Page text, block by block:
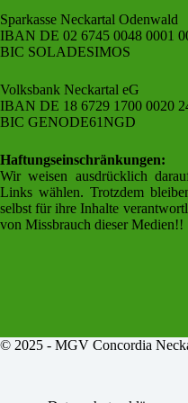
Sparkasse Neckartal Odenwald
IBAN DE 02 6745 0048 0001
BIC SOLADESIMOS
Volksbank Neckartal eG
IBAN DE 18 6729 1700 0020
BIC GENODE61NGD
Haftungseinschränkungen:
Wir weisen ausdrücklich
Links wählen. Trotzdem
selbst für ihre Inhalte
von Missbrauch dieser Medien!!
© 2025 - MGV Concordia